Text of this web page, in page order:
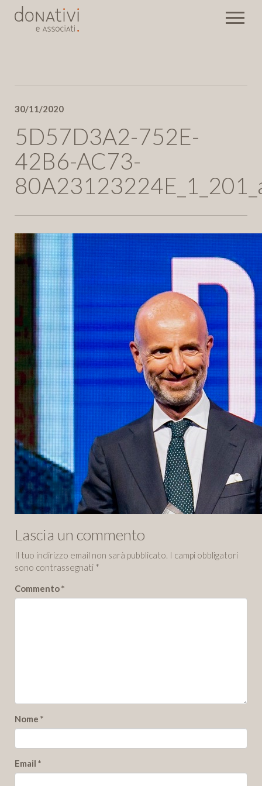
Eventi
Newsletter
30/11/2020
5D57D3A2-752E-
42B6-AC73-
Lascia un commento
Il tuo indirizzo email non sarà pubblicato. I campi obbligatori
sono contrassegnati *
Commento*
Nome *
Email *